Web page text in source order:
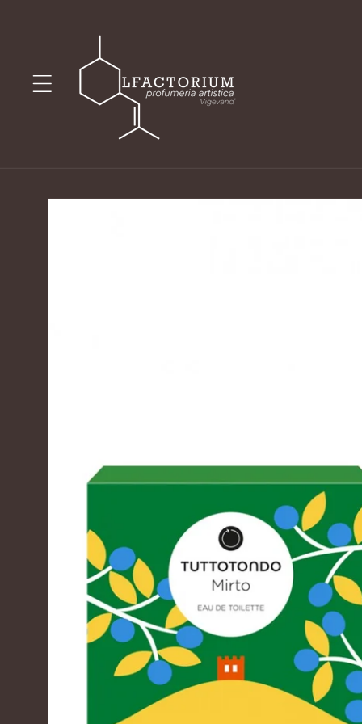
ai contenuti
Passa alle